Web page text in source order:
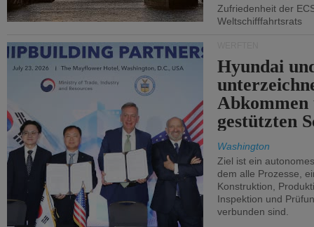
Zufriedenheit der
Weltschifffahrtsrats
Hyundai
gestützten
Washington
Ziel ist ein
dem alle Prozesse,
Konstruktion,
Inspektion und
verbunden sind.